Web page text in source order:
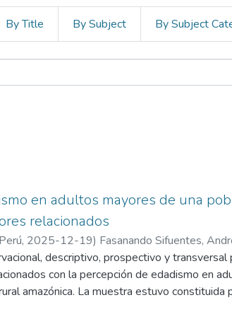
By Title By Subject By Subject
en adultos mayores de una
relacionados
, 2025-12-19) Fasanando Sifuentes,
descriptivo, prospectivo y transversal
con la percepción de edadismo en
amazónica. La muestra estuvo constituida